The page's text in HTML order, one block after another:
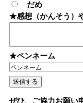
だめ
★感想（かんそう）
★ペンネーム
ぜひ、ご協力お願い